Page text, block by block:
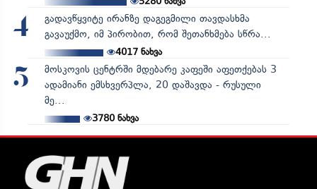
4
გადავწყვიტე ირანზე დაგეგმილი თავდასხმა
გავაუქმო, იმ პირობით, რომ შეთანხმება სწრა...
4017ნახვა
5
მოსკოვის ცენტრში მდებარე კაფეში აფეთქებას 3
ადამიანი ემსხვერპლა, 20 დაშავდა - რუსული
მე...
3780ნახვა